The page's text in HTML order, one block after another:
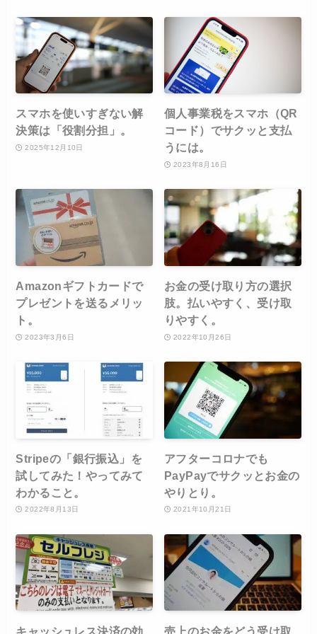
スマホを使いすぎない解
決策は「役割分担」。
2025年12月10日
個人事業税をスマホ（QR
コード）でサクッと支払
うには。
2023年8月16日
Amazonギフトカードで
プレゼントを送るメリッ
ト。
2023年3月6日
お金の受け取り方の選択
肢。払いやすく、受け取
りやすく。
2022年10月26日
Stripeの「銀行振込」を
試してみた！やってみて
わかること。
2022年8月13日
アフターコロナでも
PayPayでサクッとお金の
やりとり。
2021年10月21日
キャッシュレス決済の効 売上のお金をどう受け取